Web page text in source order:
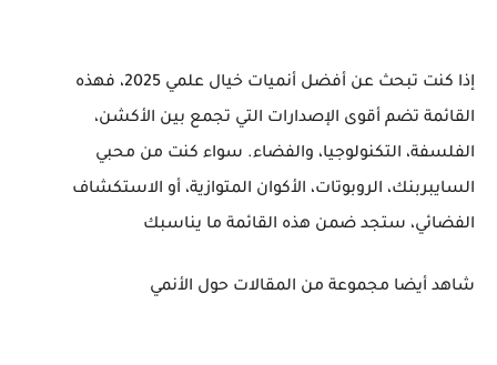
إذا كنت تبحث عن أفضل أنميات خيال علمي 2025، فهذه
القائمة تضم أقوى الإصدارات التي تجمع بين الأكشن،
الفلسفة، التكنولوجيا، والفضاء. سواء كنت من محبي
السايبربنك، الروبوتات، الأكوان المتوازية، أو الاستكشاف
الفضائي، ستجد ضمن هذه القائمة ما يناسبك
شاهد أيضا مجموعة من المقالات حول الأنمي